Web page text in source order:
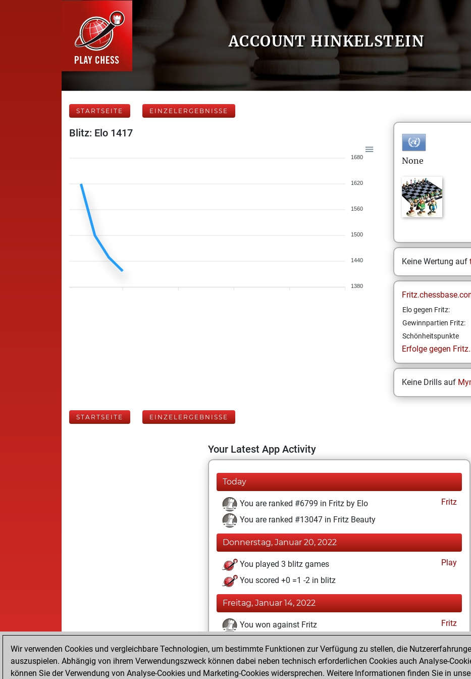
ACCOUNT HINKELSTEIN
STARTSEITE EINZELERGEBNISSE
Blitz: Elo 1417
1680
1620
1560
1500
1440
1380
None
Keine Wertung auf
Elo gegen Fritz:
Gewinnpartien Fritz:
Schönheitspunkte
Erfolge gegen
Keine Drills auf
STARTSEITE EINZELERGEBNISSE
Your Latest App Activity
Today
You are ranked #6799 in Fritz by Elo
Fritz
You are ranked #13047 in Fritz Beauty
Donnerstag, Januar 20, 2022
You played 3 blitz games
Play
You scored +0 =1 -2 in blitz
Freitag, Januar 14, 2022
You won against Fritz
Fritz
You achieved a new Elo of 1611
You created your Fritz account
Wir verwenden Cookies und vergleichbare Technologien, um bestimmte Funktionen zur Verfügung zu stellen, die
auszuspielen. Abhängig von ihrem Verwendungszweck können dabei neben technisch erforderlichen Cookies auch Analyse-
können Sie der Verwendung von Analyse-Cookies und Marketing-Cookies widersprechen. Weitere Informationen finden Sie in